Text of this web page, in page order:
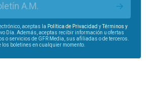
A.M.
aceptas la Política de Privacidad yTérminos y
Día. Además, aceptas recibir información u ofertas
o servicios de GFR Media, sus afiliadas o de terceros.
los boletines en cualquier momento.